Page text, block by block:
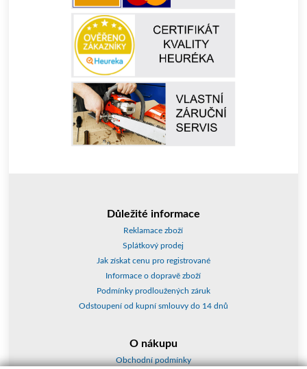
Důležité informace
Reklamace zboží
Splátkový prodej
Jak získat cenu pro registrované
Informace o dopravě zboží
Podmínky prodloužených záruk
Odstoupení od kupní smlouvy do 14 dnů
O nákupu
Obchodní podmínky